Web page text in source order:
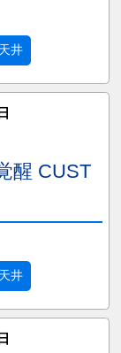
天井
醒 CUST
天井